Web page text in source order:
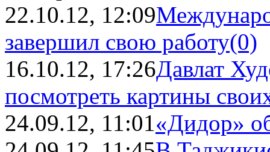
22.10.12, 12:09
завершил свою работу(0)
16.10.12, 17:26Давлат
посмотреть картины
24.09.12, 11:01«Дидор»